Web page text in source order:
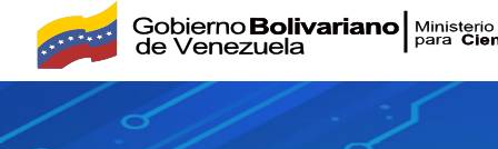
contenido